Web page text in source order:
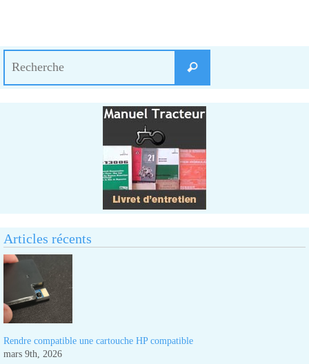
Recherche
Articles récents
Rendre compatible une cartouche HP compatible
mars 9th, 2026